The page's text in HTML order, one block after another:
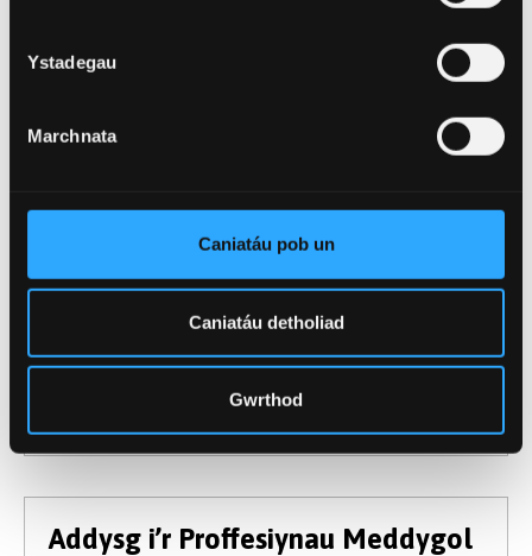
Ystadegau
Marchnata
Caniatáu pob un
Caniatáu detholiad
Gwrthod
ac Iechyd PGCert
Mynediad: Medi 2026
Cymhwyster
PGCert
Modd Astudio
Rhan amser
Addysg i’r Proffesiynau Meddygol